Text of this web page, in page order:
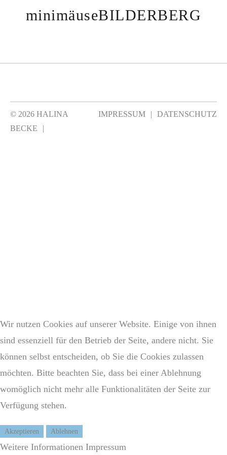
minimäuseBILDERBERG
© 2026 HALINA
BECKE
|
IMPRESSUM DATENSCHUTZ
Wir nutzen Cookies auf unserer Website. Einige von ihnen
sind essenziell für den Betrieb der Seite, andere nicht. Sie
können selbst entscheiden, ob Sie die Cookies zulassen
möchten. Bitte beachten Sie, dass bei einer Ablehnung
womöglich nicht mehr alle Funktionalitäten der Seite zur
Verfügung stehen.
Akzeptieren Ablehnen
Weitere Informationen Impressum